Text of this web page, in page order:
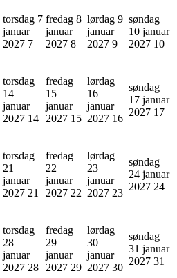
torsdag 7
januar
2027 7
fredag 8
januar
2027 8
lørdag 9
januar
2027 9
søndag
10 januar
2027 10
torsdag
14
januar
2027 14
fredag
15
januar
2027 15
lørdag
16
januar
2027 16
søndag
17 januar
2027 17
torsdag
21
januar
2027 21
fredag
22
januar
2027 22
lørdag
23
januar
2027 23
søndag
24 januar
2027 24
torsdag
28
januar
2027 28
fredag
29
januar
2027 29
lørdag
30
januar
2027 30
søndag
31 januar
2027 31